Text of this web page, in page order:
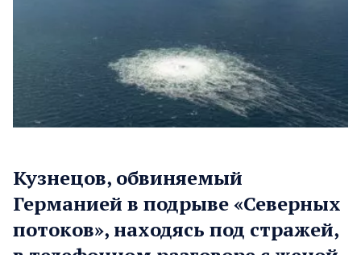
Кузнецов, обвиняемый
Германией в подрыве «Северных
потоков», находясь под стражей,